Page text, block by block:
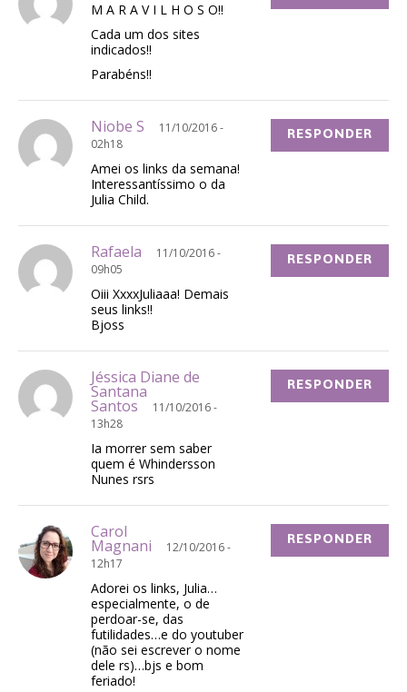
M A R A V I L H O S O!!
Cada um dos sites
indicados!!
Parabéns!!
Niobe S
11/10/2016 -
02h18
Amei os links da semana!
Interessantíssimo o da
Julia Child.
RESPONDER
Rafaela
11/10/2016 -
09h05
Oiii XxxxJuliaaa! Demais
seus links!!
Bjoss
RESPONDER
Jéssica Diane de
Santana
Santos
11/10/2016 -
13h28
Ia morrer sem saber
quem é Whindersson
Nunes rsrs
RESPONDER
Carol
Magnani
12/10/2016 -
12h17
Adorei os links, Julia…
especialmente, o de
perdoar-se, das
futilidades…e do youtuber
(não sei escrever o nome
dele rs)…bjs e bom
feriado!
RESPONDER